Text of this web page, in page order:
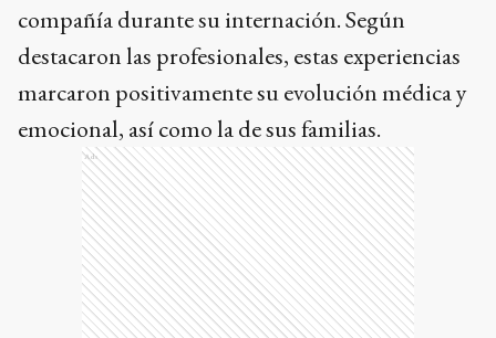
compañía durante su internación. Según
destacaron las profesionales, estas experiencias
marcaron positivamente su evolución médica y
emocional, así como la de sus familias.
Ads